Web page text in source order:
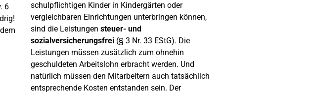
6
schulpflichtigen Kinder in Kindergärten oder
vergleichbaren Einrichtungen unterbringen können,
sind die Leistungen steuer- und
sozialversicherungsfrei (§ 3 Nr. 33 EStG). Die
Leistungen müssen zusätzlich zum ohnehin
geschuldeten Arbeitslohn erbracht werden. Und
natürlich müssen den Mitarbeitern auch tatsächlich
entsprechende Kosten entstanden sein. Der